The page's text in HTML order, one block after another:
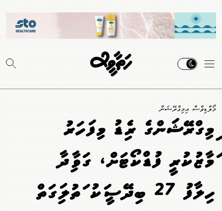
މޯލްޑިވްސް އިމިގްރޭޝަން
އިމިގްރޭޝަންގެ ރެއިޑު މިފަހަރު
އަމާޒުކުރީ ފުޑްކޯޓަށް، ގަވާއިދާ
ހިލާފު 27 ބިދޭސީއަކު އަތުލައިގަތް